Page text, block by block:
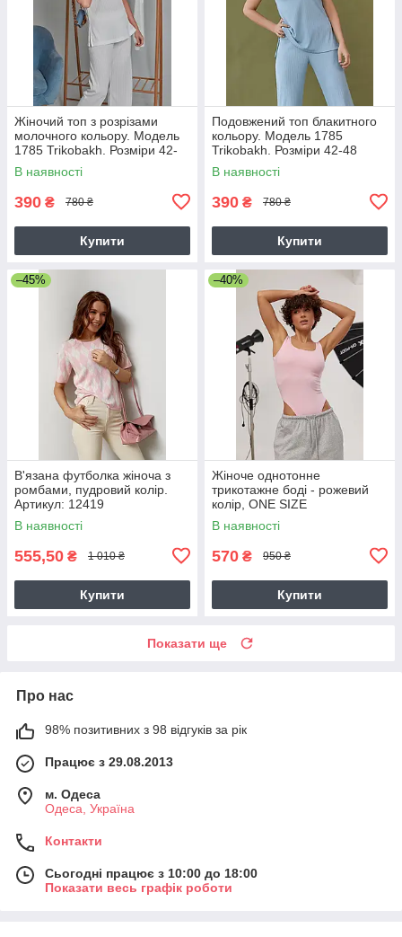
Жіночий топ з розрізами
молочного кольору. Модель
1785 Trikobakh. Розміри 42-
48
В наявності
390 ₴ 780 ₴
Купити
Подовжений топ блакитного
кольору. Модель 1785
Trikobakh. Розміри 42-48
В наявності
390 ₴ 780 ₴
Купити
–45%
В'язана футболка жіноча з
ромбами, пудровий колір.
Артикул: 12419
В наявності
555,50 ₴ 1 010 ₴
Купити
–40%
Жіноче однотонне
трикотажне боді - рожевий
колір, ONE SIZE
В наявності
570 ₴ 950 ₴
Купити
Показати ще
Про нас
98% позитивних з 98 відгуків за рік
Працює з 29.08.2013
м. Одеса
Одеса, Україна
Контакти
Сьогодні працює з 10:00 до 18:00
Показати весь графік роботи